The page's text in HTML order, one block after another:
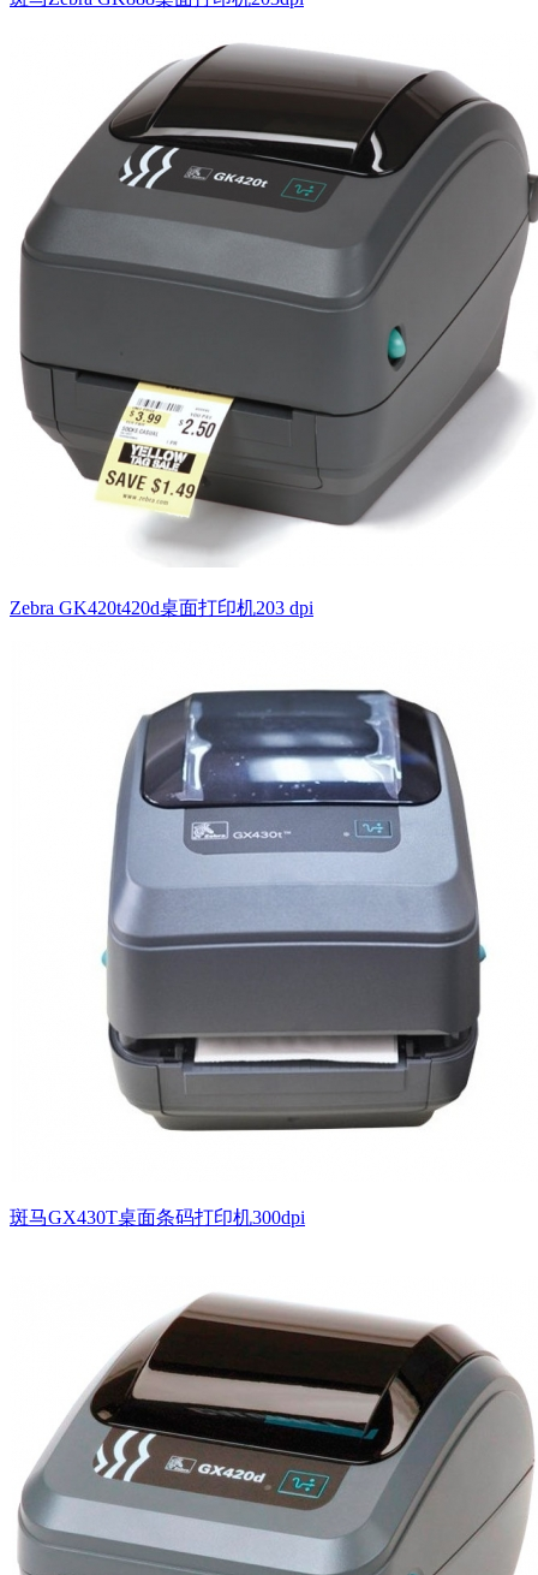
Zebra GK420t420d桌面打印机203 dpi
斑马GX430T桌面条码打印机300dpi